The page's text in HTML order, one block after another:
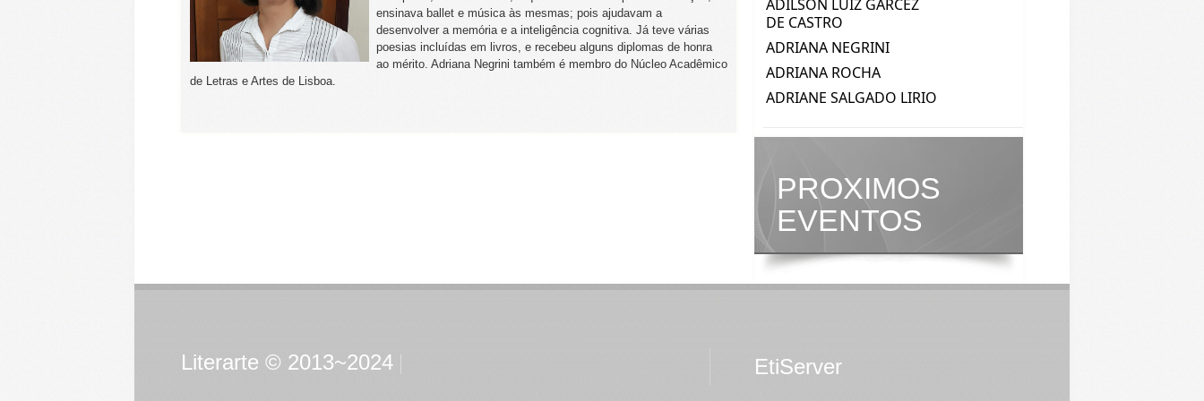
ensinava ballet e música às mesmas; pois ajudavam a
desenvolver a memória e a inteligência cognitiva. Já teve várias
poesias incluídas em livros, e recebeu alguns diplomas de honra
ao mérito. Adriana Negrini também é membro do Núcleo Acadêmico
de Letras e Artes de Lisboa.
PROXIMOS
EVENTOS
Literarte © 2013~2024 EtiServer